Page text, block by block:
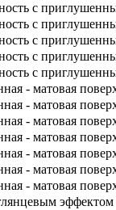
с
с
с
с
с
- матовая
- матовая
- матовая
- матовая
- матовая
- матовая
- матовая
эффектом